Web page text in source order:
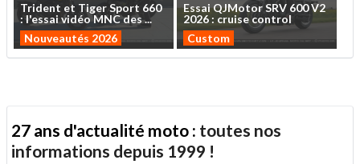
Trident et TigerSport 660
: l'essaividéo MNCdes...
Nouveautés 2026
EssaiQJMotorSRV 600V2
2026 : cruise control
Custom
27 ans d'actualité moto : toutes nos
informations depuis 1999 !